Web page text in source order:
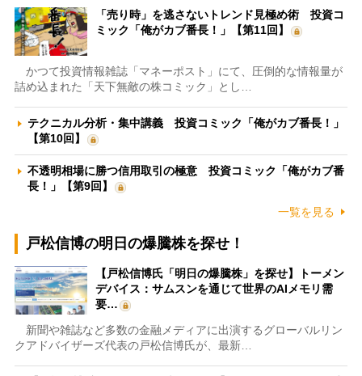
「売り時」を逃さないトレンド見極め術 投資コ
ミック「俺がカブ番長！」【第11回】
かつて投資情報雑誌「マネーポスト」にて、圧倒的な情報量が
詰め込まれた「天下無敵の株コミック」とし…
テクニカル分析・集中講義 投資コミック「俺がカブ番長！」
【第10回】
不透明相場に勝つ信用取引の極意 投資コミック「俺がカブ番
長！」【第9回】
一覧を見る
戸松信博の明日の爆騰株を探せ！
【戸松信博氏「明日の爆騰株」を探せ】トーメン
デバイス：サムスンを通じて世界のAIメモリ需
要…
新聞や雑誌など多数の金融メディアに出演するグローバルリン
クアドバイザーズ代表の戸松信博氏が、最新…